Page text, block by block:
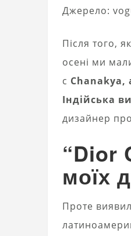
Джерело:
Після того,
осені ми
с Chanakya,
Індійська
дизайнер
“Dior
моїх
Проте